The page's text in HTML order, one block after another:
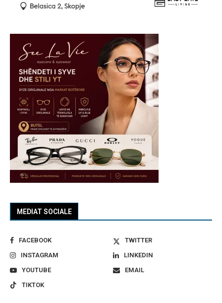
MEDIAT SOCIALE
FACEBOOK
TWITTER
INSTAGRAM
LINKEDIN
YOUTUBE
EMAIL
TIKTOK